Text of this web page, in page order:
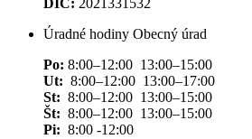
DIČ: 2021331532
Úradné hodiny Obecný úrad
Po: 8:00–12:00 13:00–15:00
Ut: 8:00–12:00 13:00–17:00
St: 8:00–12:00 13:00–15:00
Št: 8:00–12:00 13:00–15:00
Pi: 8:00 -12:00